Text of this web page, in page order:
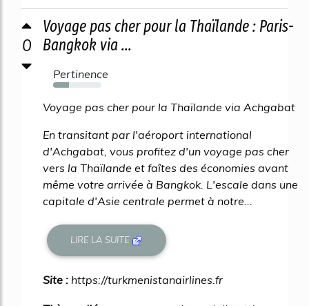
0
Voyage pas cher pour la Thaïlande : Paris-
Bangkok via ...
Pertinence
33%
Voyage pas cher pour la Thaïlande via Achgabat
En transitant par l'aéroport international
d'Achgabat, vous profitez d'un voyage pas cher
vers la Thaïlande et faîtes des économies avant
même votre arrivée à Bangkok. L'escale dans une
capitale d'Asie centrale permet à notre...
LIRE LA SUITE
Site : https://turkmenistanairlines.fr